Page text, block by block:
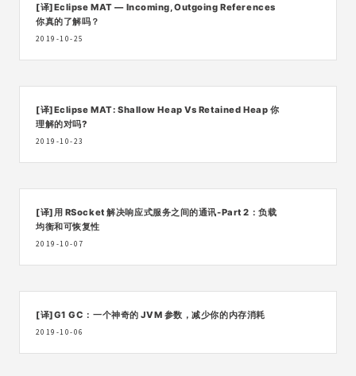
[译]Eclipse MAT — Incoming, Outgoing References
你真的了解吗？
2019-10-25
[译]Eclipse MAT: Shallow Heap Vs Retained Heap 你
理解的对吗?
2019-10-23
[译]用 RSocket 解决响应式服务之间的通讯-Part 2：负载
均衡和可恢复性
2019-10-07
[译]G1 GC：一个神奇的 JVM 参数，减少你的内存消耗
2019-10-06